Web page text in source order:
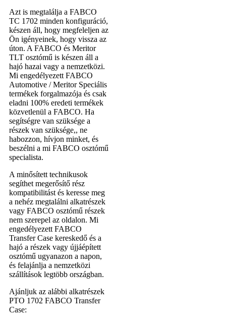
Azt is megtalálja a FABCO
TC 1702 minden konfiguráció,
készen áll, hogy megfeleljen az
Ön igényeinek, hogy vissza az
úton. A FABCO és Meritor
TLT osztómű is készen áll a
hajó hazai vagy a nemzetközi.
Mi engedélyezett FABCO
Automotive / Meritor Speciális
termékek forgalmazója és csak
eladni 100% eredeti termékek
közvetlenül a FABCO. Ha
segítségre van szüksége a
részek van szüksége,, ne
habozzon, hívjon minket, és
beszélni a mi FABCO osztómű
specialista.
A minősített technikusok
segíthet megerősítő rész
kompatibilitást és keresse meg
a nehéz megtalálni alkatrészek
vagy FABCO osztómű részek
nem szerepel az oldalon. Mi
engedélyezett FABCO
Transfer Case kereskedő és a
hajó a részek vagy újjáépített
osztómű ugyanazon a napon,
és felajánlja a nemzetközi
szállítások legtöbb országban.
Ajánljuk az alábbi alkatrészek
PTO 1702 FABCO Transfer
Case: